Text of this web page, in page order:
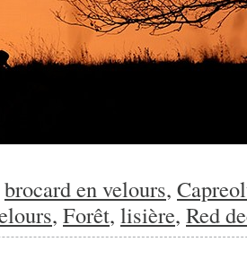
brocard en velours,
, Forêt, lisière, Red